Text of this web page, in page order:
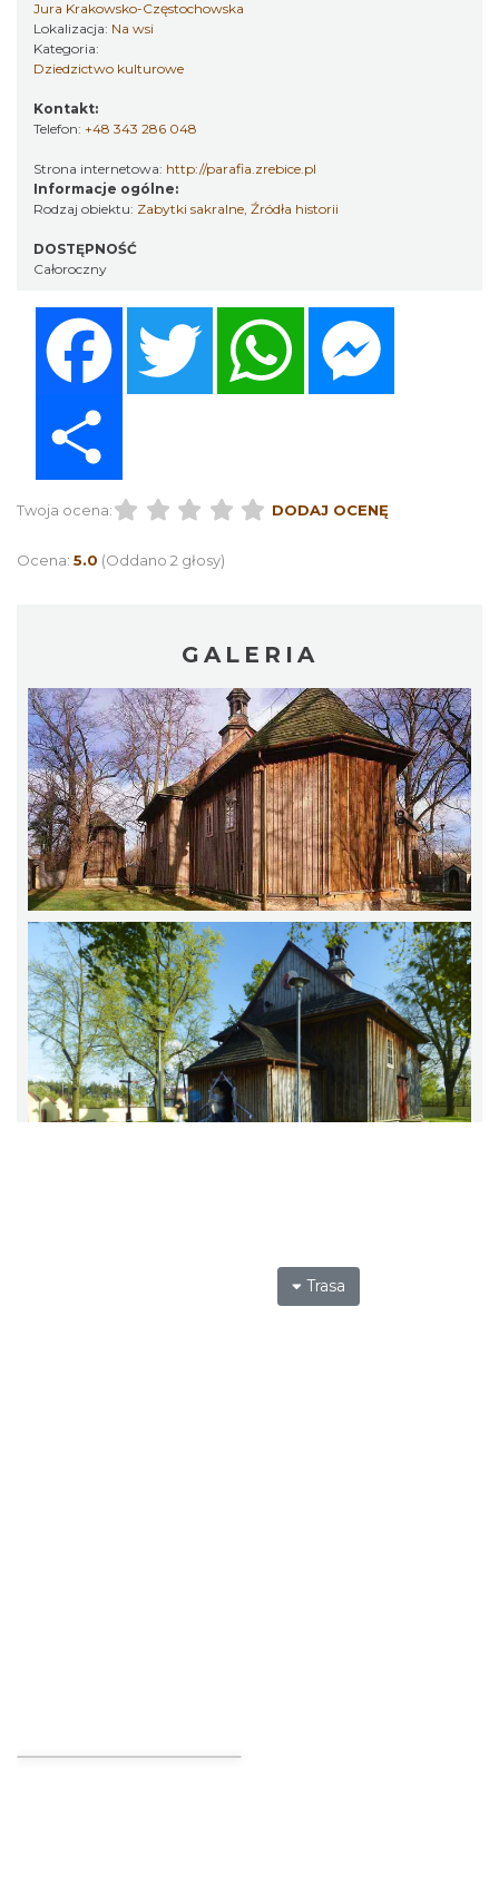
Jura Krakowsko-Częstochowska
Lokalizacja: Na wsi
Kategoria:
Dziedzictwo kulturowe
Kontakt:
Telefon: +48 343 286 048
Strona internetowa: http://parafia.zrebice.pl
Informacje ogólne:
Rodzaj obiektu: Zabytki sakralne, Źródła historii
DOSTĘPNOŚĆ
Całoroczny
Twitter WhatsApp
Twoja ocena: DODAJ OCENĘ
Ocena: 5.0 (Oddano 2 głosy)
GALERIA
Trasa